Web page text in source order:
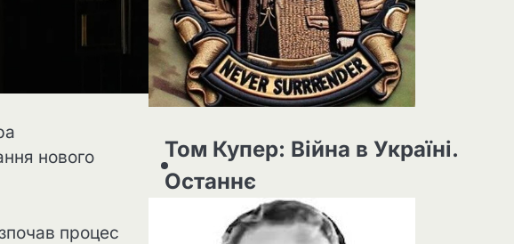
нового
процес
Том Купер: Війна в Україні.
Останнє